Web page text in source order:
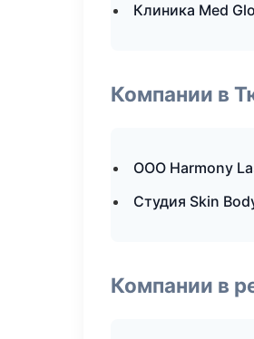
Клиника Med
Компании в
ООО Harmony
Студия Skin
Компании в